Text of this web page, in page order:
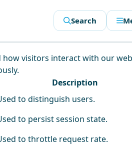
visitors interact with our
Description
to distinguish users.
to persist session state.
to throttle request rate.
Search